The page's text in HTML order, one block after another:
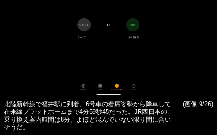
北陸新幹線で福井駅に到着、6号車の着席姿勢から降車して
在来線プラットホームまで4分59秒45だった。JR西日本の
乗り換え案内時間は8分。よほど混んでいない限り間に合い
そうだ。
(画像 9/26)